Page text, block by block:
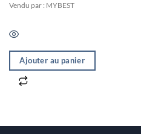
Vendu par : MYBEST
Ajouter au panier